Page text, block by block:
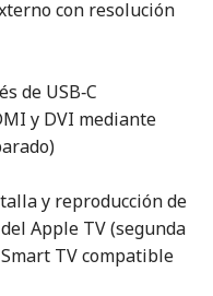
con resolución
de USB‑C
y DVI mediante
y reproducción de
Apple TV (segunda
TV compatible